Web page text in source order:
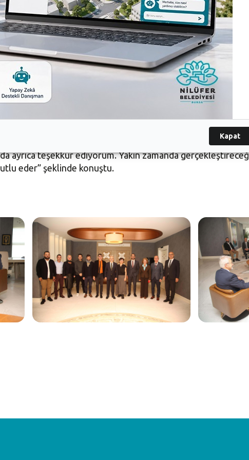
sürdürmemiz bizim için çok önemli” şeklinde konuştu.
birlikte imza attıklarını vurgulayan Nilüfer Belediye
ve Fransa’nın önemli kültür birikimlerine sahip iki ülke
olduğunu belirtti. Bursa’da kültür sanatın kalbinin
Başkan Turgay Erdem, “Kültürel ilişkilerimizin gelişmesi,
Bu tür iş birliklerini önemsiyorum. Binlerce sanatseverin
etkileşim aldık. Ayrıca Fransız Sinema Haftası’na ev
Nilüfer Belediye Başkanı Turgay Erdem, “Nilüfer,
de oldukça ilgisini çekiyor. Institut Français
protokolü imzalamayı arzuluyoruz. İlişkilerin
ayrıca teşekkür ediyorum. Yakın zamanda
eder” şeklinde konuştu.
Kapat